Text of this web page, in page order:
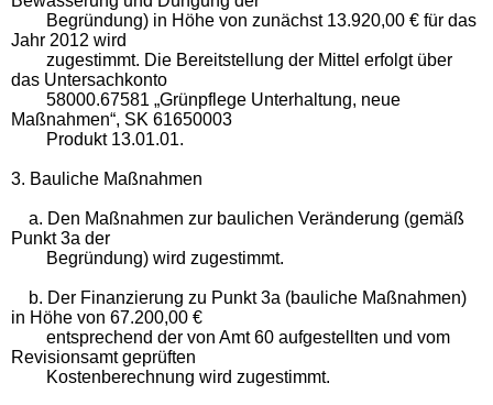
Begründung) in Höhe von zunächst 13.920,00 € für das
Jahr 2012 wird
zugestimmt. Die Bereitstellung der Mittel erfolgt über
das Untersachkonto
58000.67581 „Grünpflege Unterhaltung, neue
Maßnahmen“, SK 61650003
Produkt 13.01.01.
3. Bauliche Maßnahmen
a. Den Maßnahmen zur baulichen Veränderung (gemäß
Punkt 3a der
Begründung) wird zugestimmt.
b. Der Finanzierung zu Punkt 3a (bauliche Maßnahmen)
in Höhe von 67.200,00 €
entsprechend der von Amt 60 aufgestellten und vom
Revisionsamt geprüften
Kostenberechnung wird zugestimmt.